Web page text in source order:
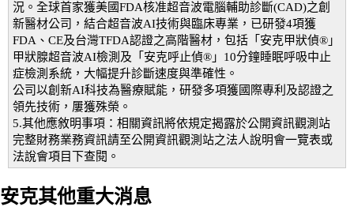
況。全球首家獲美國FDA核准超音波電腦輔助診斷(CAD)之創
新醫材公司，結合超音波AI技術與臨床專業，已研發4項獲
FDA、CE及台灣TFDA認證之高階醫材，包括「安克甲狀偵®」
甲狀腺超音波AI檢測及「安克呼止偵®」10分鐘睡眠呼吸中止
症檢測系統，大幅提升診斷速度與準確性。
公司以創新AI科技為醫療賦能，研發多項獲國際專利及認證之
領先技術，屢獲殊榮。
5.其他應敘明事項：相關資訊將依規定揭露於公開資訊觀測站
完整財務業務資訊請至公開資訊觀測站之法人說明會一覽表或
法說會項目下查閱。
安克其他重大消息